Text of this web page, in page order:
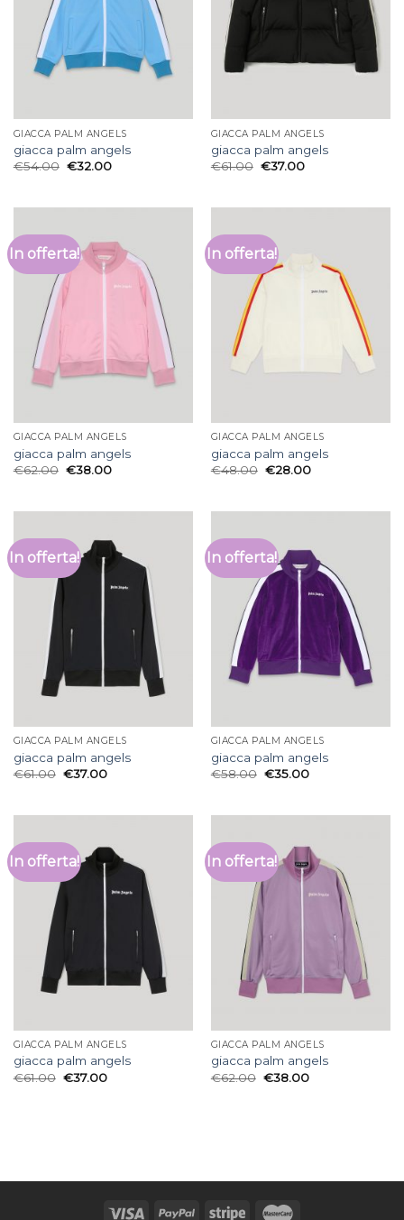
GIACCA PALM ANGELS
giacca palm angels
€54.00 €32.00
GIACCA PALM ANGELS
giacca palm angels
€61.00 €37.00
In offerta!
GIACCA PALM ANGELS
giacca palm angels
€62.00 €38.00
In offerta!
GIACCA PALM ANGELS
giacca palm angels
€48.00 €28.00
In offerta!
GIACCA PALM ANGELS
giacca palm angels
€61.00 €37.00
In offerta!
GIACCA PALM ANGELS
giacca palm angels
€58.00 €35.00
In offerta!
GIACCA PALM ANGELS
giacca palm angels
€61.00 €37.00
In offerta!
GIACCA PALM ANGELS
giacca palm angels
€62.00 €38.00